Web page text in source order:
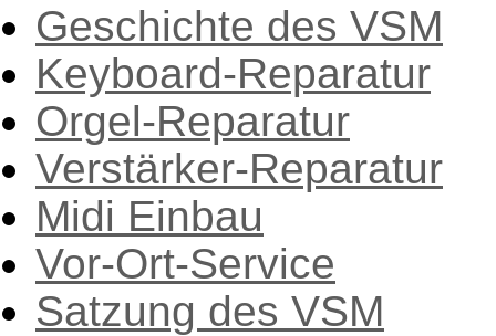
Geschichte des VSM
Keyboard-Reparatur
Orgel-Reparatur
Verstärker-Reparatur
Midi Einbau
Vor-Ort-Service
Satzung des VSM